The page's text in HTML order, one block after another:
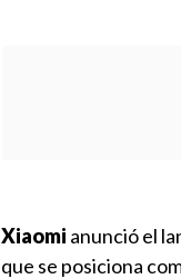
Xiaomi anunció el
que se posiciona